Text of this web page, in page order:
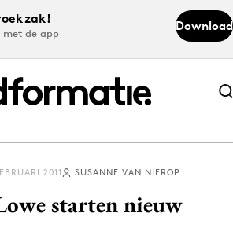
met de app
Download
Abonneer nu
Abonneer nu
2011 SUSANNE VAN NIEROP
starten nieuw